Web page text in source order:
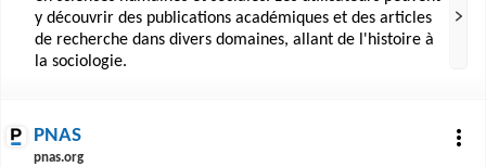
y découvrir des publications académiques et des articles
de recherche dans divers domaines, allant de l'histoire à
la sociologie.
PNAS
pnas.org